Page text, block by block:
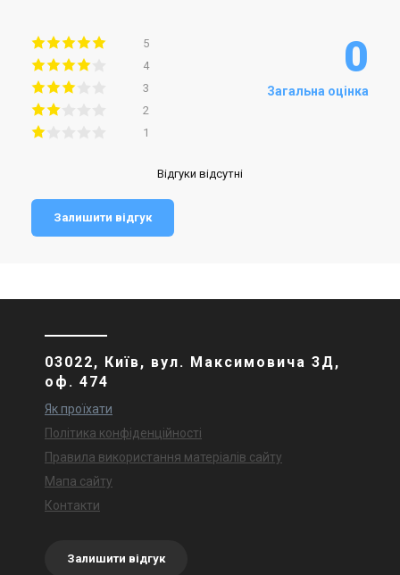
5
4
3
2
1
0
Загальна оцінка
Відгуки відсутні
Залишити відгук
03022, Київ, вул. Максимовича 3Д,
оф. 474
Як проїхати
Політика конфіденційності
Правила використання матеріалів сайту
Мапа сайту
Контакти
Залишити відгук